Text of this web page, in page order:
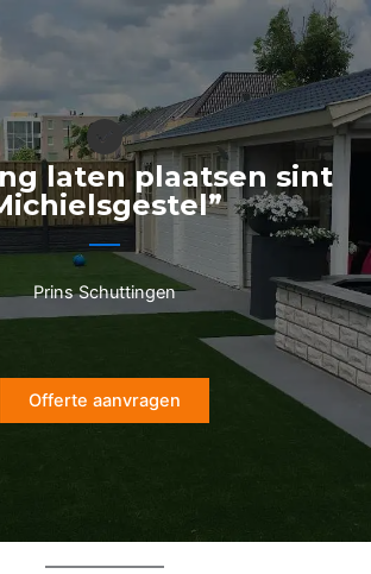
laten plaatsen sint
Prins Schuttingen
Offerte aanvragen